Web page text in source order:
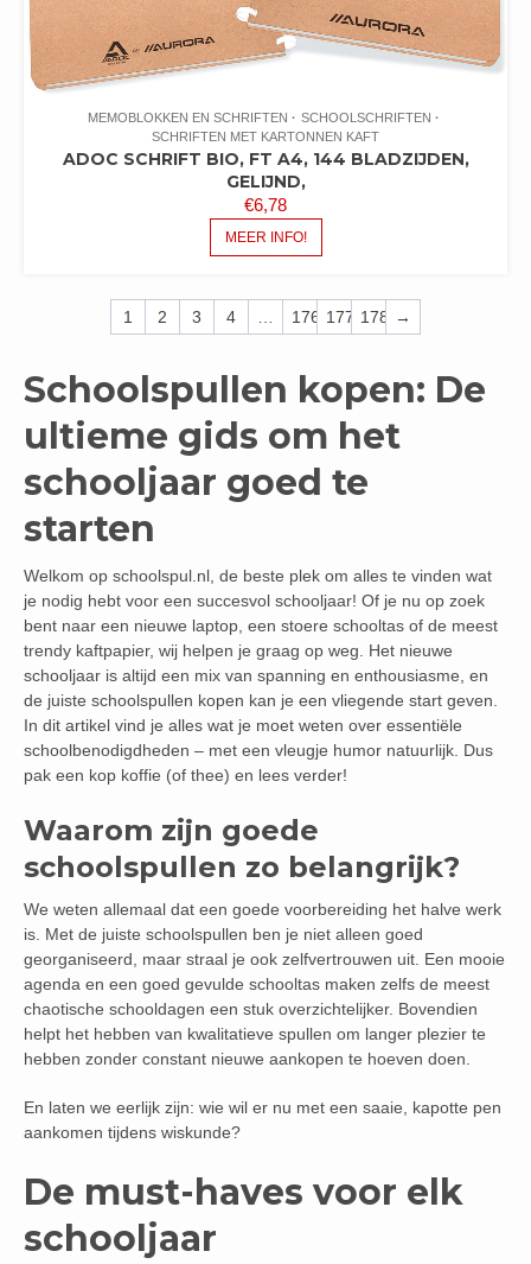
MEMOBLOKKEN EN SCHRIFTEN
SCHOOLSCHRIFTEN
SCHRIFTEN MET KARTONNEN KAFT
ADOC SCHRIFT BIO, FT A4, 144 BLADZIJDEN,
GELIJND,
€6,78
MEER INFO!
1 2 3 4 176 177 178 →
Schoolspullen kopen: De
ultieme gids om het
schooljaar goed te
starten
Welkom op schoolspul.nl, de beste plek om alles te vinden wat
je nodig hebt voor een succesvol schooljaar! Of je nu op zoek
bent naar een nieuwe laptop, een stoere schooltas of de meest
trendy kaftpapier, wij helpen je graag op weg. Het nieuwe
schooljaar is altijd een mix van spanning en enthousiasme, en
de juiste schoolspullen kopen kan je een vliegende start geven.
In dit artikel vind je alles wat je moet weten over essentiële
schoolbenodigdheden – met een vleugje humor natuurlijk. Dus
pak een kop koffie (of thee) en lees verder!
Waarom zijn goede
schoolspullen zo belangrijk?
We weten allemaal dat een goede voorbereiding het halve werk
is. Met de juiste schoolspullen ben je niet alleen goed
georganiseerd, maar straal je ook zelfvertrouwen uit. Een mooie
agenda en een goed gevulde schooltas maken zelfs de meest
chaotische schooldagen een stuk overzichtelijker. Bovendien
helpt het hebben van kwalitatieve spullen om langer plezier te
hebben zonder constant nieuwe aankopen te hoeven doen.
En laten we eerlijk zijn: wie wil er nu met een saaie, kapotte pen
aankomen tijdens wiskunde?
De must-haves voor elk
schooljaar